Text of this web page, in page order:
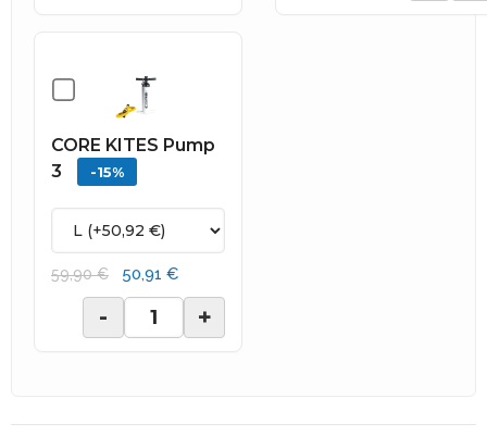
CORE KITES Pump
3
-15%
59,90 € 50,91 €
- +